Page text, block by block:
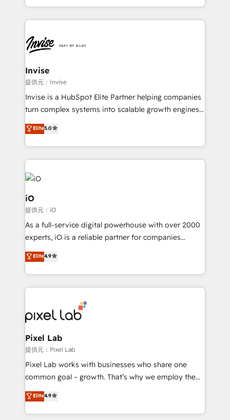
much Benelux companies as possible to be
business growth strategies, sales enablement, CRM
set-up, Migrations, Integrations, Enterprise level
Ops Hub Software, inbound marketing strategy,
content strategies, branding, HubSpot CMS,
bespoke web apps and growth driven design
websites. Experienced in helping Global B2B
Manufacturers, Fintech, Professional Services, IT and
SaaS industries.
Invise
提供元：Invise
Invise is a HubSpot Elite Partner helping companies
turn complex systems into scalable growth engines.
We combine strategy, technology and change
management to drive measurable results. As part of
the fast-growing Siloy Group, we unite more than
250+ HubSpot experts across Europe – ready to
build a CRM architecture optimized to support your
business goals. Talk to us if you’re looking to: -
Connect marketing, sales and operations around one
reliable source of truth - Unlock the full value of your
CRM and marketing data, not just implement a
system - Accelerate impact with a partner who
Elite5.0
iO
提供元：iO
As a full-service digital powerhouse with over 2000
experts, iO is a reliable partner for companies
looking to strengthen their position in the fields of
marketing, technology, content, strategy and
creation. iO combines in-depth knowledge on both
the marketing and technology end of HubSpot,
from end-to-end. Teams of marketing specialists,
developers, copywriters and designers work side by
side to meet the specific demands of every client
and project. Dedicated HubSpot teams combine all
skills for HubSpot projects from strategy to
implementation and training. Skilled in-house
complex API integrations with external platforms.
Working from several campuses across Belgium, The
Elite4.9
Pixel Lab
提供元：Pixel Lab
Pixel Lab works with businesses who share one
common goal – growth. That’s why we employ the
latest innovations in disruptive technology in our
approach to web design, sales enablement and
inbound marketing that deliver month-on-month
Elite4.9